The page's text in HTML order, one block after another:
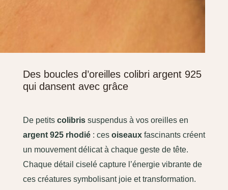
Des boucles d’oreilles colibri argent 925
qui dansent avec grâce
De petits colibrissuspendus à vos oreilles en
argent 925 rhodié: ces oiseauxfascinants créent
un mouvement délicat à chaque geste de tête.
Chaque détail ciselé capture l’énergie vibrante de
ces créatures symbolisant joie et transformation.